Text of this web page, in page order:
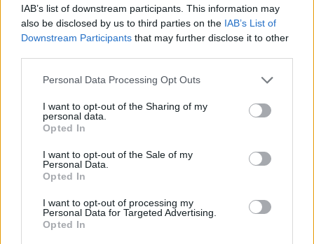
IAB’s list of downstream participants. This information may
also be disclosed by us to third parties on the IAB’s List of
Downstream Participants that may further disclose it to other
Personal Data Processing Opt Outs
I want to opt-out of the Sharing of my
personal data.
Opted In
I want to opt-out of the Sale of my
Personal Data.
Opted In
I want to opt-out of processing my
Personal Data for Targeted Advertising.
Opted In